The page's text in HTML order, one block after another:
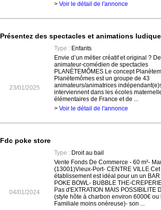
> Voir le détail de l'annonce
Présentez des spectacles et animations
23/01/2025
Type :Enfants
Envie d’un métier créatif et original ?
animateur-comédien de spectacles
PLANÈTEMÔMES Le concept
Planètemômes est un groupe de 43
animateurs/animatrices
interviennent dans les écoles
élémentaires de France et de ...
> Voir le détail de l'annonce
Fdc poke store
04/01/2024
Type :Droit au bail
Vente Fonds De Commerce - 60 m²-
(13001)Vieux-Port- CENTRE VILLE Cet
établissement est idéal pour un un BAR
POKE BOWL- BUBBLE THE-
Pas d'EXTRATION MAIS POSSIBILITE
(style hôte à charbon environ 6000€ ou
Familiale moins onéreuse)- son ...